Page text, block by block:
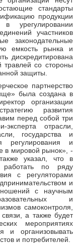
стандарты
продукции
урегулировании
участников
законодательные
емкость рынка и
дискредитирована
травлей со стороны
защиты.
партнерство
была создана в
организации
развития
перед собой три
отрасли,
государства и
регулирования и
в мировой рынок», -
указал, что в
работать по ряду
с регуляторами
и
с научным
и
самоконтроля,
а также будет
мероприятиях
и организовывать
и потребителей.